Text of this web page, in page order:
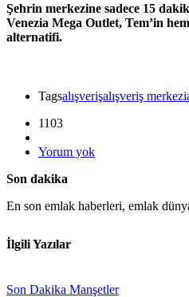
Şehrin merkezine sadece 15
Venezia Mega Outlet, Tem’in
alternatifi.
Tagsalışverişalışveriş merkezi
1103
Yorum yok
Son dakika
En son emlak haberleri, emlak
İlgili Yazılar
Son Dakika Manşetler